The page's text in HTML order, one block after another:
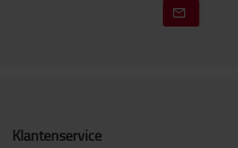
Klantenservice